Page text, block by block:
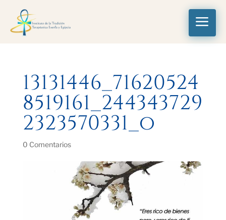
a
13131446_71620524
8519161_244343729
2323570331_o
0 Comentarios